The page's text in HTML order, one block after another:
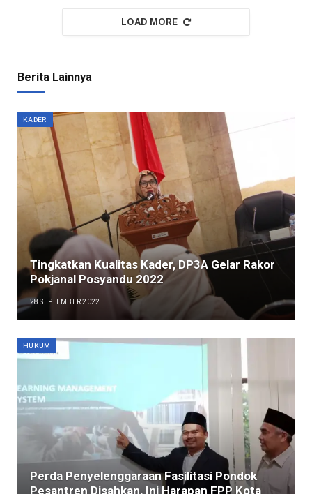
LOAD MORE
Berita Lainnya
KADER
Tingkatkan Kualitas Kader, DP3A Gelar Rakor
Pokjanal Posyandu 2022
28 SEPTEMBER 2022
HUKUM
Perda Penyelenggaraan Fasilitasi Pondok
Pesantren Disahkan, Ini Harapan FPP Kota